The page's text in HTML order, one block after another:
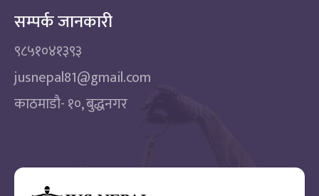
सम्पर्क जानकारी
९८५१०४१३९३
jusnepal81@gmail.com
काठमाडाै‌- १०, बुद्धनगर